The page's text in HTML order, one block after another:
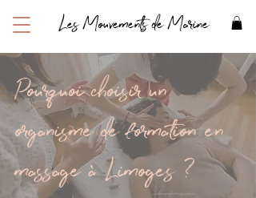
Les Mouvements de Marine
Pourquoi choisir un
organisme de formation en
massage à Limoges ?